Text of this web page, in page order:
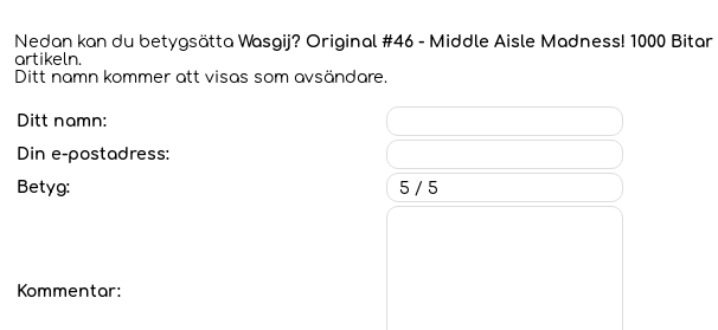
Nedan kan du betygsätta Wasgij? Original #46 - Middle Aisle Madness! 1000 Bitar
artikeln.
Ditt namn kommer att visas som avsändare.
Ditt namn:
Din e-postadress:
Betyg:
Kommentar: